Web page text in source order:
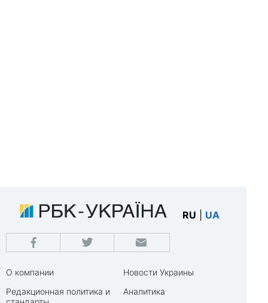
RU UA
О компании
Редакционная политика и
Новости Украины
Аналитика